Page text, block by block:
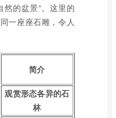
然的盆景”。这里的
一座座石雕，令人
简介
观赏形态各异的石
林